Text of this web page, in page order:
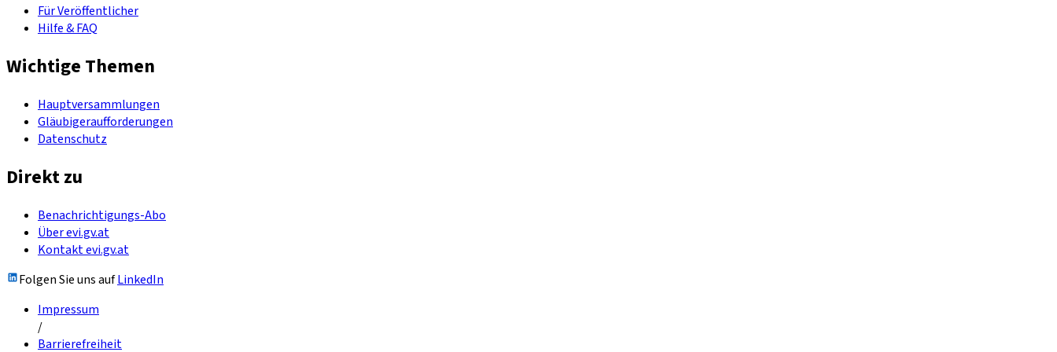
Für Veröffentlicher
Hilfe & FAQ
Wichtige Themen
Hauptversammlungen
Gläubigeraufforderungen
Datenschutz
Direkt zu
Benachrichtigungs-Abo
Über evi.gv.at
Kontakt evi.gv.at
Folgen Sie uns aufLinkedIn
Impressum
/
Barrierefreiheit